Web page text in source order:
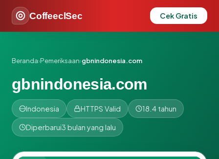
CoffeeclSec Cek Gratis
Beranda›Pemeriksaan›gbnindonesia.com
gbnindonesia.com
Indonesia HTTPS Valid 18.4 tahun
Diperbarui3 bulan yang lalu